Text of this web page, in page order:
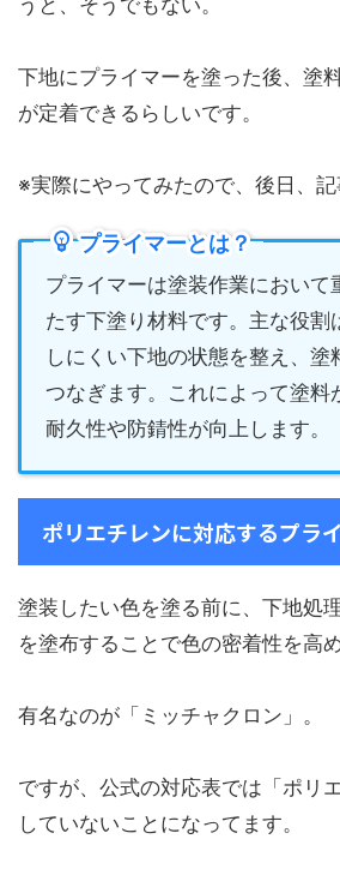
下地にプライマーを塗った後、塗
が定着できるらしいです。
※実際にやってみたので、後日、記
プライマーとは？
プライマーは塗装作業において
たす下塗り材料です。主な役割
しにくい下地の状態を整え、塗
つなぎます。これによって塗料
耐久性や防錆性が向上します。
ポリエチレンに対応するプラ
塗装したい色を塗る前に、下地処
を塗布することで色の密着性を高め
有名なのが「ミッチャクロン」。
ですが、公式の対応表では「ポリ
していないことになってます。